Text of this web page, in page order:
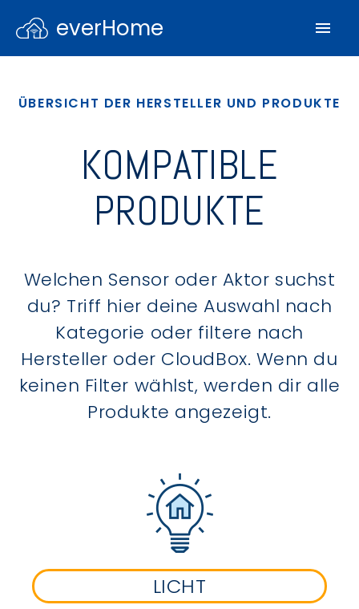
everHome
ÜBERSICHT DER HERSTELLER UND PRODUKTE
KOMPATIBLE
PRODUKTE
Welchen Sensor oder Aktor suchst
du? Triff hier deine Auswahl nach
Kategorie oder filtere nach
Hersteller oder CloudBox. Wenn du
keinen Filter wählst, werden dir alle
Produkte angezeigt.
LICHT